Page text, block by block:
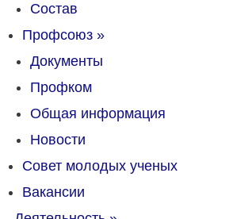
Состав
Профсоюз »
Документы
Профком
Общая информация
Новости
Совет молодых ученых
Вакансии